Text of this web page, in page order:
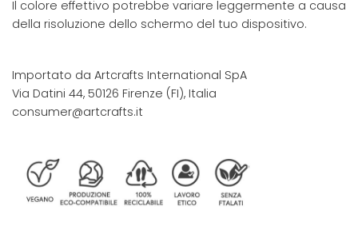
Il colore effettivo potrebbe variare leggermente a causa
della risoluzione dello schermo del tuo dispositivo.
Importato da Artcrafts International SpA
Via Datini 44, 50126 Firenze (FI), Italia
consumer@artcrafts.it